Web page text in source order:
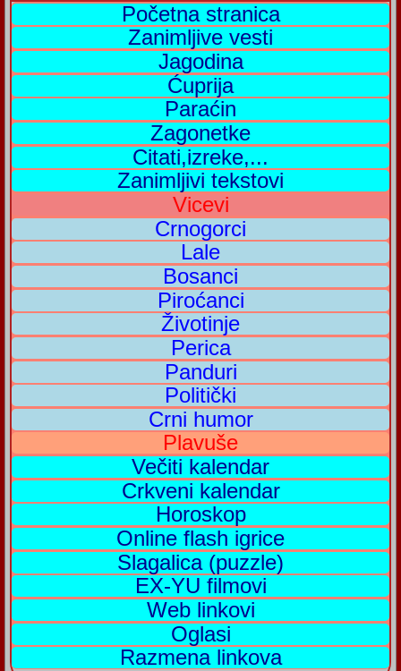
Početna stranica
Zanimljive vesti
Jagodina
Ćuprija
Paraćin
Zagonetke
Citati,izreke,...
Zanimljivi tekstovi
Vicevi
Crnogorci
Lale
Bosanci
Piroćanci
Životinje
Perica
Panduri
Politički
Crni humor
Plavuše
Večiti kalendar
Crkveni kalendar
Horoskop
Online flash igrice
Slagalica (puzzle)
EX-YU filmovi
Web linkovi
Oglasi
Razmena linkova